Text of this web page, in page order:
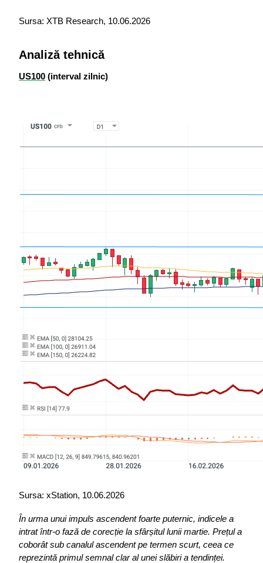
Sursa: XTB Research, 10.06.2026
Analiză tehnică
US100 (interval zilnic)
Sursa: xStation, 10.06.2026
În urma unui impuls ascendent foarte puternic, indicele a
intrat într-o fază de corecție la sfârșitul lunii martie. Prețul a
coborât sub canalul ascendent pe termen scurt, ceea ce
reprezintă primul semnal clar al unei slăbiri a tendinței.